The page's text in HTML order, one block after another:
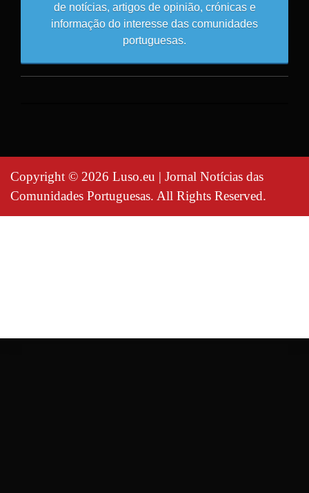
de notícias, artigos de opinião, crónicas e
informação do interesse das comunidades
portuguesas.
Copyright © 2026 Luso.eu | Jornal Notícias das
Comunidades Portuguesas. All Rights Reserved.